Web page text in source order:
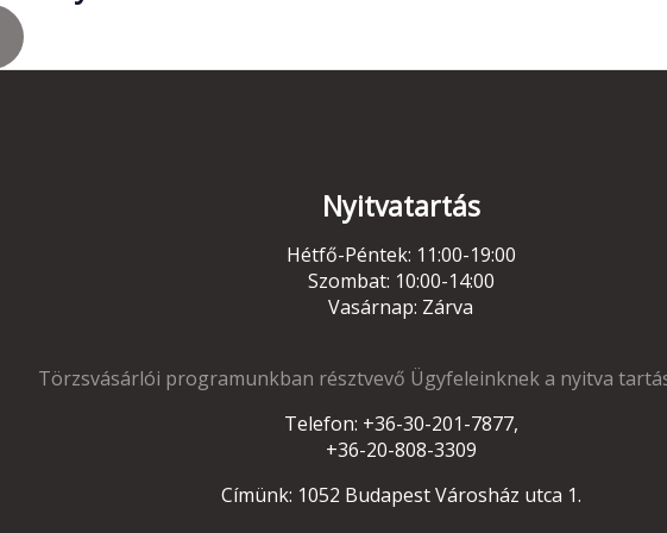
Nyitvatartás
Hétfő-Péntek: 11:00-19:00
Szombat: 10:00-14:00
Vasárnap: Zárva
Törzsvásárlói programunkban résztvevő Ügyfeleinknek a nyitva
Telefon: +36-30-201-7877,
+36-20-808-3309
Címünk: 1052 Budapest Városház utca 1.